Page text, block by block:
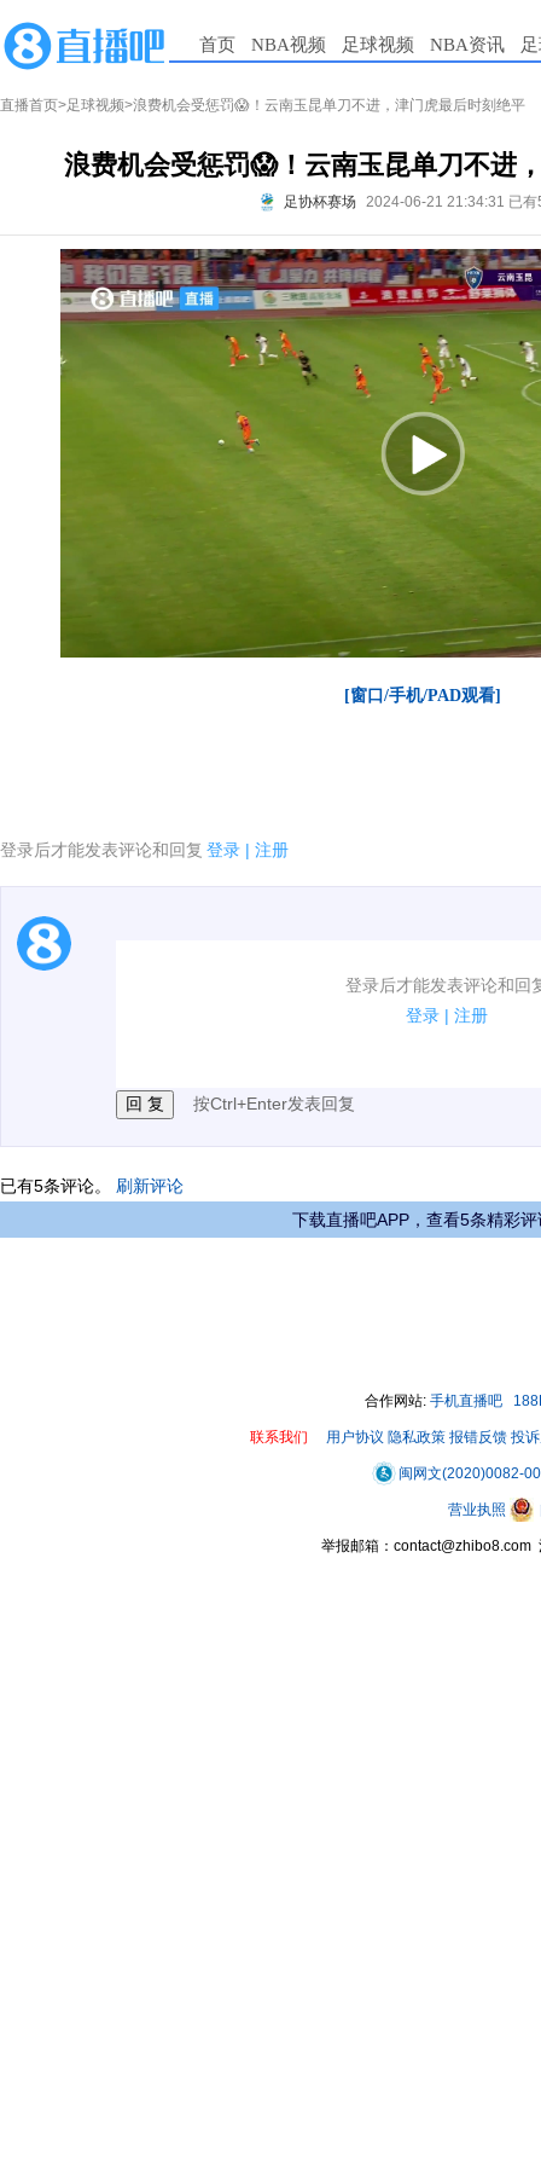
首页 NBA视频 足球视频 NBA资讯
直播首页>足球视频>浪费机会受惩罚😱！云南玉昆单刀不进，津门虎最后时刻绝平
浪费机会受惩罚😱！云南玉昆单刀不进
足协杯赛场 2024-06-21 21:34:31 已有
[窗口/手机/PAD观看]
登录后才能发表评论和回复 登录 | 注册
登录后才能发表评论和回
登录 | 注册
1.电脑端新用户可以发表评论了！
按Ctrl+Enter发表回复
已有5条评论。 刷新评论
下载直播吧APP，查看5条精彩评
合作网站: 手机直播吧
联系我们 用户协议 隐私政策 报错反馈 投
闽网文(2020)0082-
营业执照
举报邮箱：